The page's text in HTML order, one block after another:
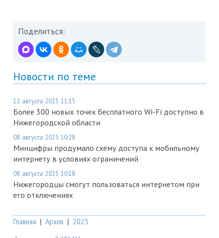
Поделиться:
Новости по теме
12 августа 2025 11:15
Более 300 новых точек бесплатного Wi-Fi доступно в
Нижегородской области
08 августа 2025 10:28
Минцифры продумало схему доступа к мобильному
интернету в условиях ограничений
08 августа 2025 10:18
Нижегородцы смогут пользоваться интернетом при
его отключениях
Главная | Архив | 2025